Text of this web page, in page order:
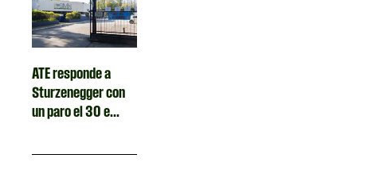
ATE responde a
Sturzenegger con
un paro el 30 e...